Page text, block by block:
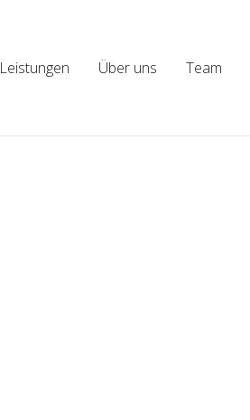
Leistungen Über uns Team